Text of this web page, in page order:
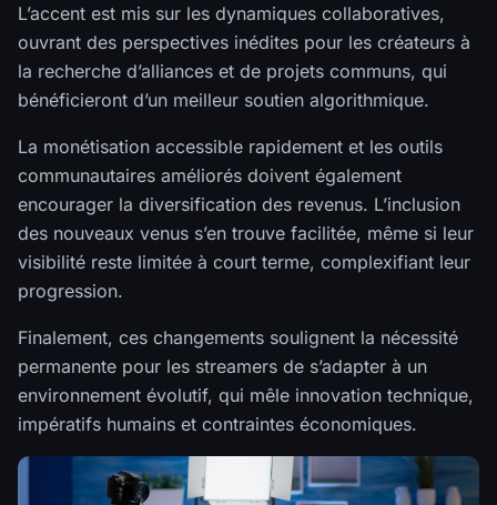
L’accent est mis sur les dynamiques collaboratives,
ouvrant des perspectives inédites pour les créateurs à
la recherche d’alliances et de projets communs, qui
bénéficieront d’un meilleur soutien algorithmique.
La monétisation accessible rapidement et les outils
communautaires améliorés doivent également
encourager la diversification des revenus. L’inclusion
des nouveaux venus s’en trouve facilitée, même si leur
visibilité reste limitée à court terme, complexifiant leur
progression.
Finalement, ces changements soulignent la nécessité
permanente pour les streamers de s’adapter à un
environnement évolutif, qui mêle innovation technique,
impératifs humains et contraintes économiques.